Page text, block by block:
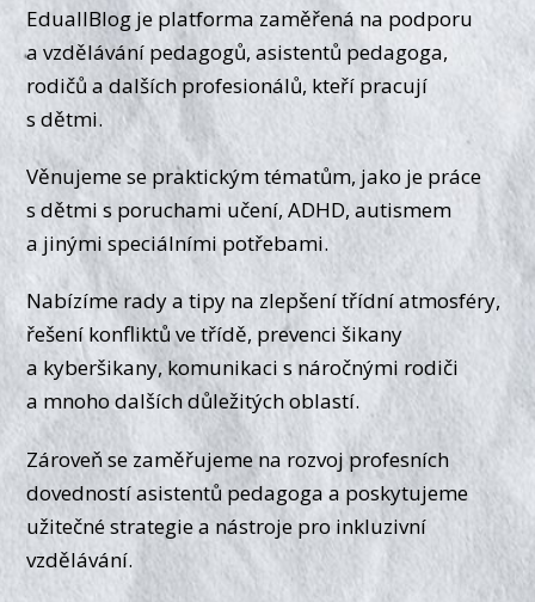
EduallBlog je platforma zaměřená na podporu
a vzdělávání pedagogů, asistentů pedagoga,
rodičů a dalších profesionálů, kteří pracují
s dětmi.
Věnujeme se praktickým tématům, jako je práce
s dětmi s poruchami učení, ADHD, autismem
a jinými speciálními potřebami.
Nabízíme rady a tipy na zlepšení třídní atmosféry,
řešení konfliktů ve třídě, prevenci šikany
a kyberšikany, komunikaci s náročnými rodiči
a mnoho dalších důležitých oblastí.
Zároveň se zaměřujeme na rozvoj profesních
dovedností asistentů pedagoga a poskytujeme
užitečné strategie a nástroje pro inkluzivní
vzdělávání.